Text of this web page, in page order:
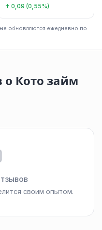
↑ 0,09 (0,55%)
обновляются ежедневно по
Кото займ
своим опытом.